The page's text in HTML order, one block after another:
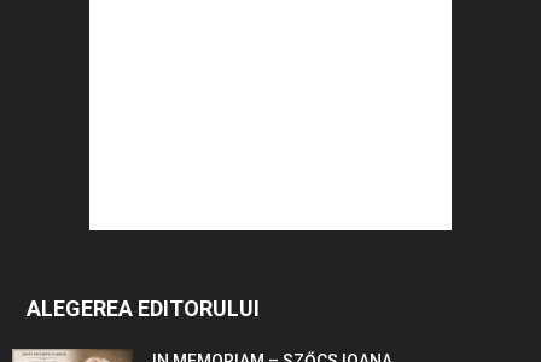
ALEGEREA EDITORULUI